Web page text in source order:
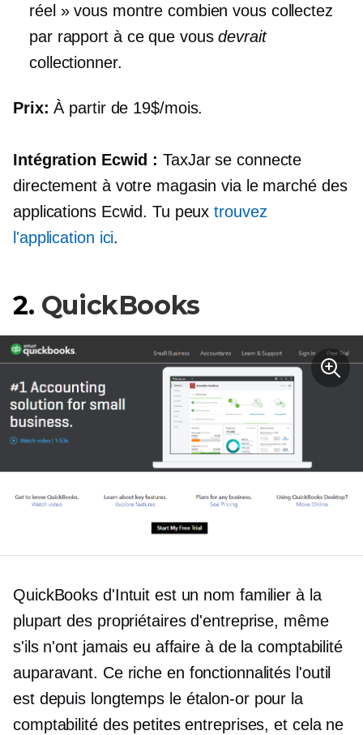
réel » vous montre combien vous collectez
par rapport à ce que vousdevrait
collectionner.
Prix:À partir de 19$/mois.
Intégration Ecwid : TaxJar se connecte
directement à votre magasin via le marché des
applications Ecwid. Tu peuxtrouvez
l'application ici.
2. QuickBooks
QuickBooks d'Intuit est un nom familier à la
plupart des propriétaires d'entreprise, même
s'ils n'ont jamais eu affaire à de la comptabilité
auparavant. Ce riche en fonctionnalités l'outil
est depuis longtemps le étalon-orpour la
comptabilité des petites entreprises, et cela ne